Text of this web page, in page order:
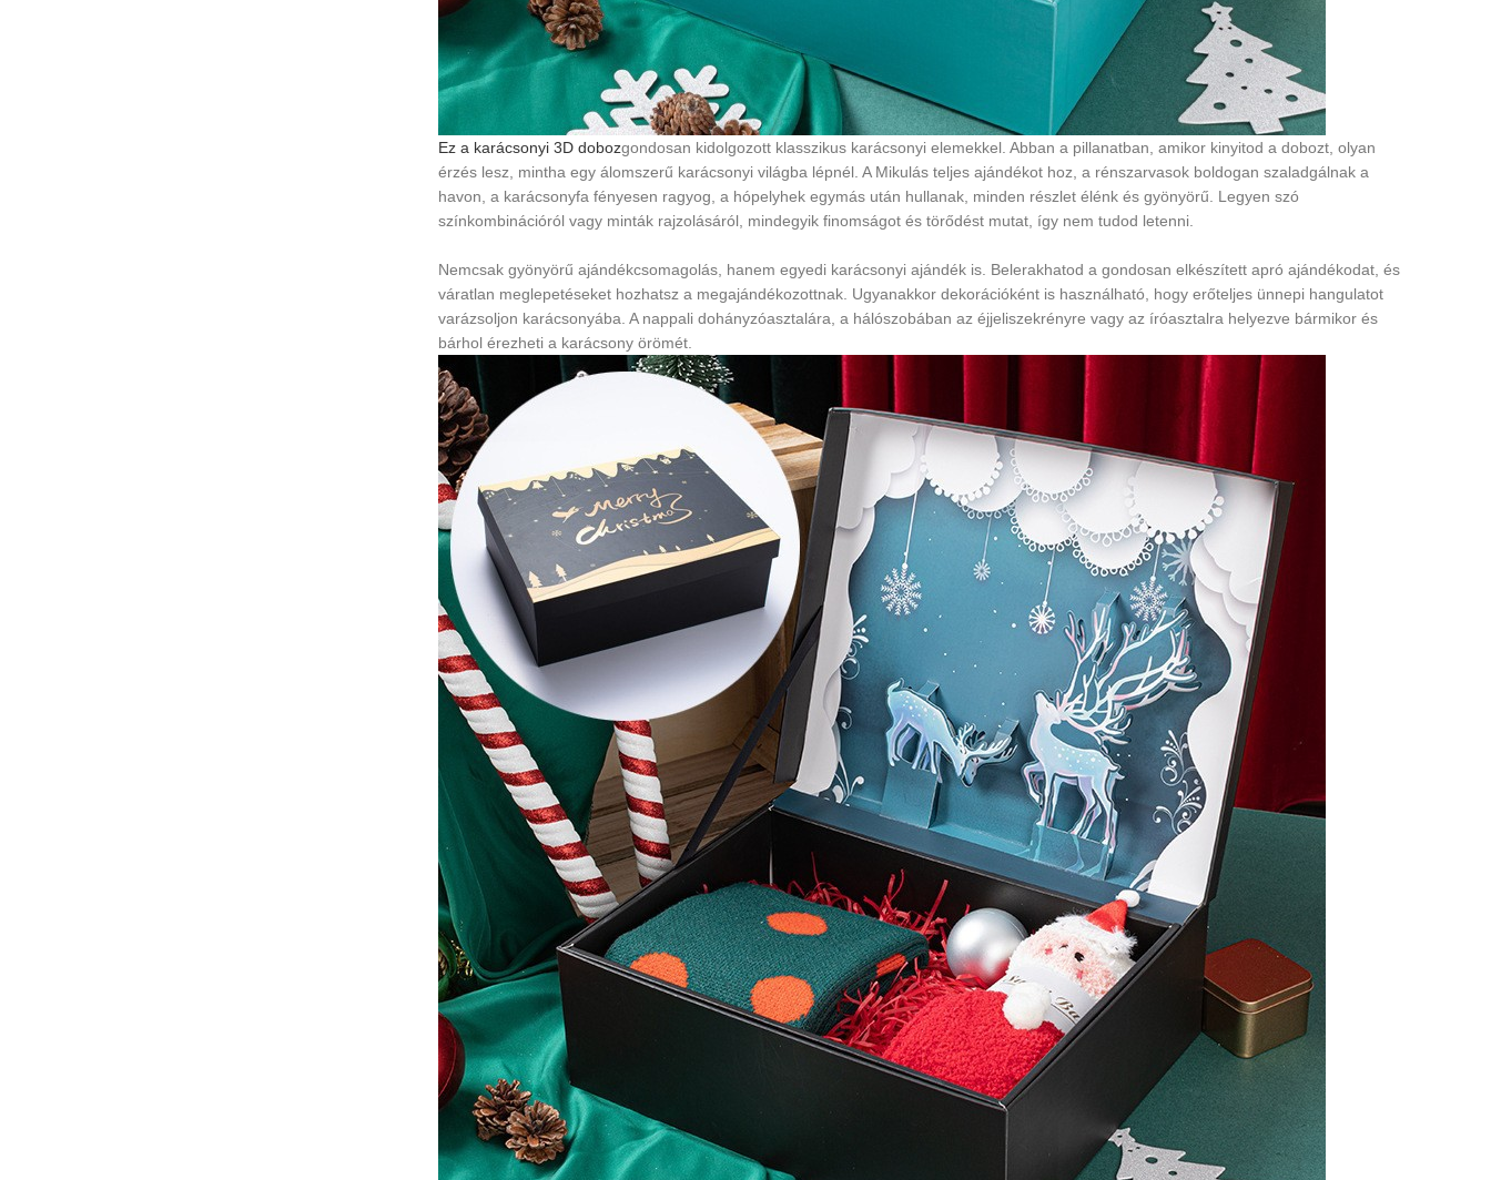
Ez a karácsonyi 3D dobozgondosan kidolgozott klasszikus karácsonyi elemekkel. Abban a pillanatban, amikor kinyitod a dobozt, olyan
érzés lesz, mintha egy álomszerű karácsonyi világba lépnél. A Mikulás teljes ajándékot hoz, a rénszarvasok boldogan szaladgálnak a
havon, a karácsonyfa fényesen ragyog, a hópelyhek egymás után hullanak, minden részlet élénk és gyönyörű. Legyen szó
színkombinációról vagy minták rajzolásáról, mindegyik finomságot és törődést mutat, így nem tudod letenni.
Nemcsak gyönyörű ajándékcsomagolás, hanem egyedi karácsonyi ajándék is. Belerakhatod a gondosan elkészített apró ajándékodat, és
váratlan meglepetéseket hozhatsz a megajándékozottnak. Ugyanakkor dekorációként is használható, hogy erőteljes ünnepi hangulatot
varázsoljon karácsonyába. A nappali dohányzóasztalára, a hálószobában az éjjeliszekrényre vagy az íróasztalra helyezve bármikor és
bárhol érezheti a karácsony örömét.